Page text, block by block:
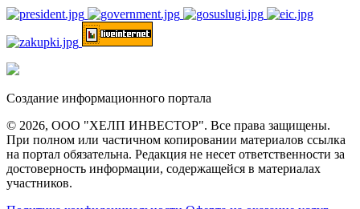
Создание информационного портала
© 2026, ООО "ХЕЛП ИНВЕСТОР". Все права защищены.
При полном или частичном копировании материалов ссылка
на портал обязательна. Редакция не несет ответственности за
достоверность информации, содержащейся в материалах
участников.